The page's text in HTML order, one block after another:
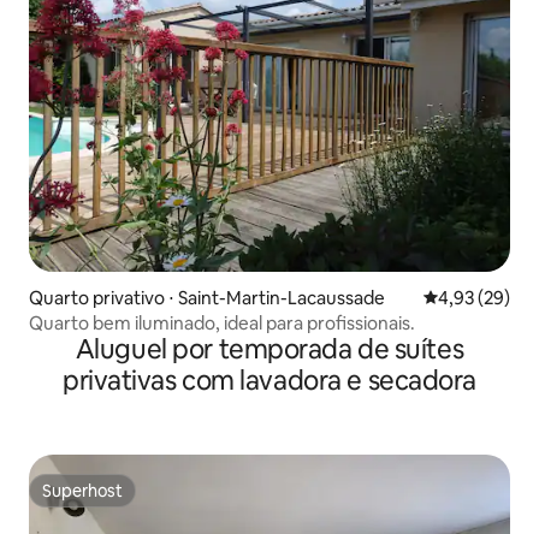
Quarto privativo ⋅ Saint-Martin-Lacaussade 4,93 de uma
4,93 (29)
Quarto bem iluminado, ideal para profissionais.
Aluguel por temporada de suítes
privativas com lavadora e secadora
Superhost
Superhost